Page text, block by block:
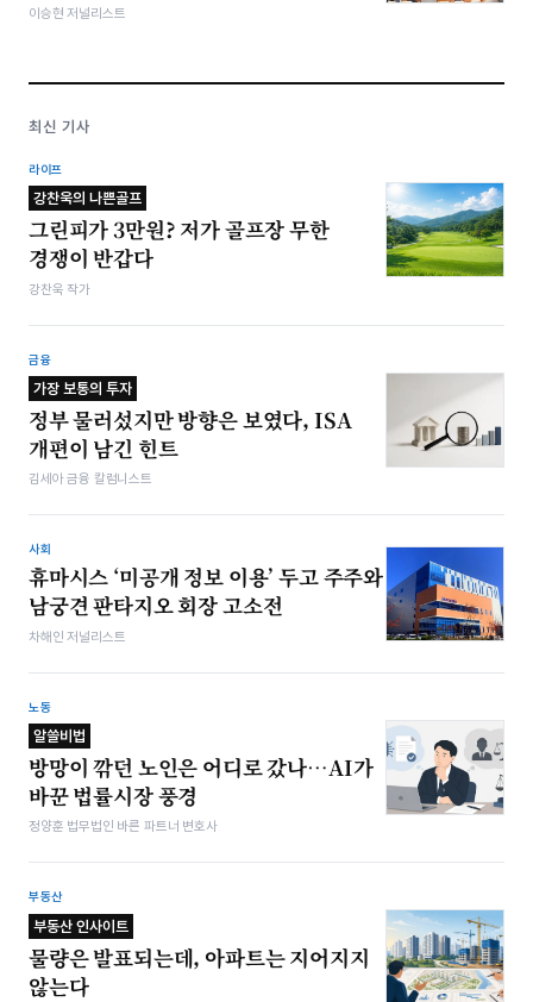
이승현 저널리스트
최신 기사
라이프
강찬욱의 나쁜골프
그린피가 3만원? 저가 골프장 무한
경쟁이 반갑다
강찬욱 작가
금융
가장 보통의 투자
정부 물러섰지만 방향은 보였다, ISA
개편이 남긴 힌트
김세아 금융 칼럼니스트
사회
휴마시스 ‘미공개 정보 이용’ 두고 주주와
남궁견 판타지오 회장 고소전
차해인 저널리스트
노동
알쓸비법
방망이 깎던 노인은 어디로 갔나…AI가
바꾼 법률시장 풍경
정양훈 법무법인 바른 파트너 변호사
부동산
부동산 인사이트
물량은 발표되는데, 아파트는 지어지지
않는다